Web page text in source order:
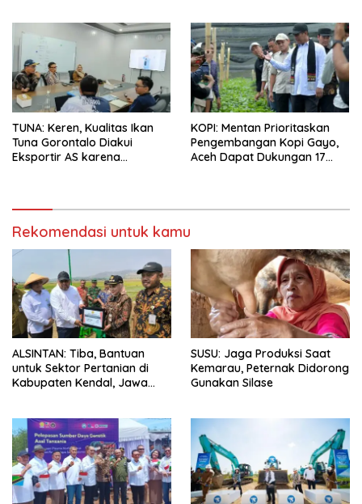
TUNA: Keren, Kualitas Ikan
Tuna Gorontalo Diakui
Eksportir AS karena
KOPI: Mentan Prioritaskan
Pengembangan Kopi Gayo,
Aceh Dapat Dukungan 17
Rekomendasi untuk kamu
ALSINTAN: Tiba, Bantuan
untuk Sektor Pertanian di
Kabupaten Kendal, Jawa
SUSU: Jaga Produksi Saat
Kemarau, Peternak Didorong
Gunakan Silase